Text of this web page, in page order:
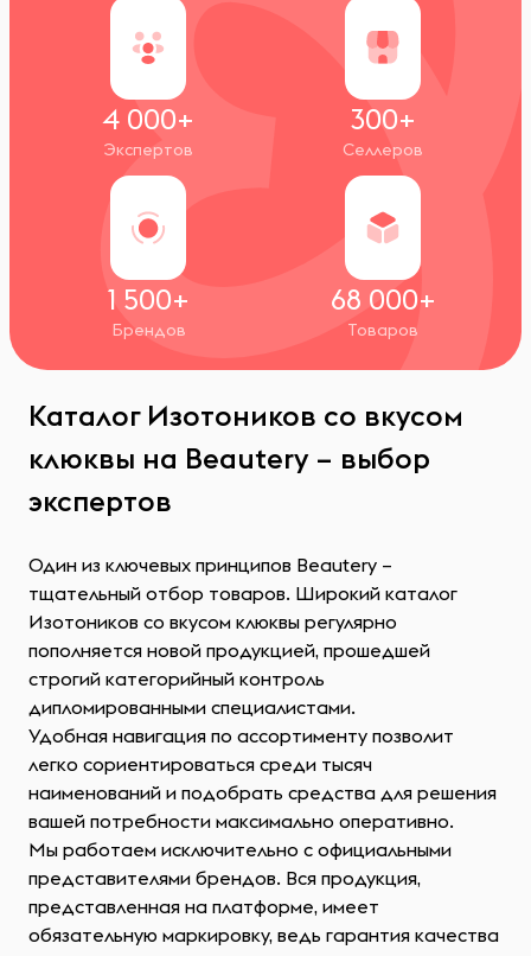
4 000+
Экспертов
300+
Селлеров
1 500+
Брендов
68 000+
Товаров
Каталог Изотоников со вкусом
клюквы на Beautery – выбор
экспертов
Один из ключевых принципов Beautery –
тщательный отбор товаров. Широкий каталог
Изотоников со вкусом клюквы регулярно
пополняется новой продукцией, прошедшей
строгий категорийный контроль
дипломированными специалистами.
Удобная навигация по ассортименту позволит
легко сориентироваться среди тысяч
наименований и подобрать средства для решения
вашей потребности максимально оперативно.
Мы работаем исключительно с официальными
представителями брендов. Вся продукция,
представленная на платформе, имеет
обязательную маркировку, ведь гарантия качества